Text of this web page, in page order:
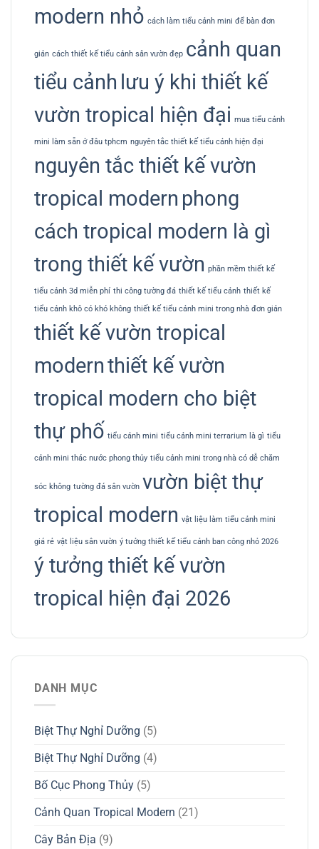
modern nhỏ cách làm tiểu cảnh mini để bàn đơn
giản cách thiết kế tiểu cảnh sân vườn đẹp cảnh quan
tiểu cảnh lưu ý khi thiết kế
vườn tropical hiện đại mua tiểu cảnh
mini làm sẵn ở đâu tphcm nguyên tắc thiết kế tiểu cảnh hiện đại
nguyên tắc thiết kế vườn
tropical modern phong
cách tropical modern là gì
trong thiết kế vườn phần mềm thiết kế
tiểu cảnh 3d miễn phí thi công tường đá thiết kế tiểu cảnh thiết kế
tiểu cảnh khô có khó không thiết kế tiểu cảnh mini trong nhà đơn giản
thiết kế vườn tropical
modernthiết kế vườn
tropical modern cho biệt
thự phố tiểu cảnh mini tiểu cảnh mini terrarium là gì tiểu
cảnh mini thác nước phong thủy tiểu cảnh mini trong nhà có dễ chăm
sóc không tường đá sân vườn vườn biệt thự
tropical modern vật liệu làm tiểu cảnh mini
giá rẻ vật liệu sân vườn ý tưởng thiết kế tiểu cảnh ban công nhỏ 2026
ý tưởng thiết kế vườn
tropical hiện đại 2026
DANH MỤC
Biệt Thự Nghỉ Dưỡng (5)
Biệt Thự Nghỉ Dưỡng (4)
Bố Cục Phong Thủy (5)
Cảnh Quan Tropical Modern (21)
Cây Bản Địa (9)